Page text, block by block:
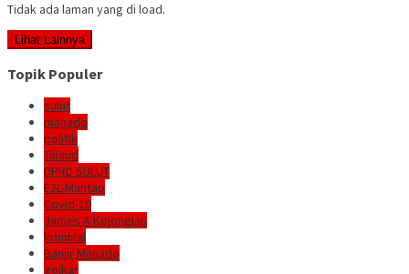
Tidak ada laman yang di load.
Lihat Lainnya
Topik Populer
sulut
manado
politik
Talaud
DPRD SULUT
E2L-Mantap
Covid-19
James A Kojongian
kriminal
Banjir Manado
golkar